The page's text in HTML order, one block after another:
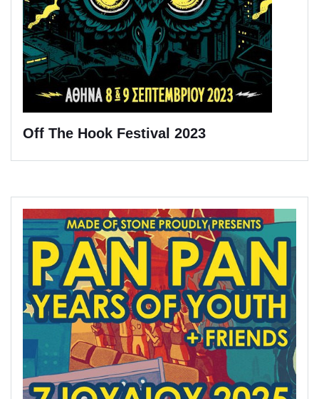
Off The Hook Festival 2023